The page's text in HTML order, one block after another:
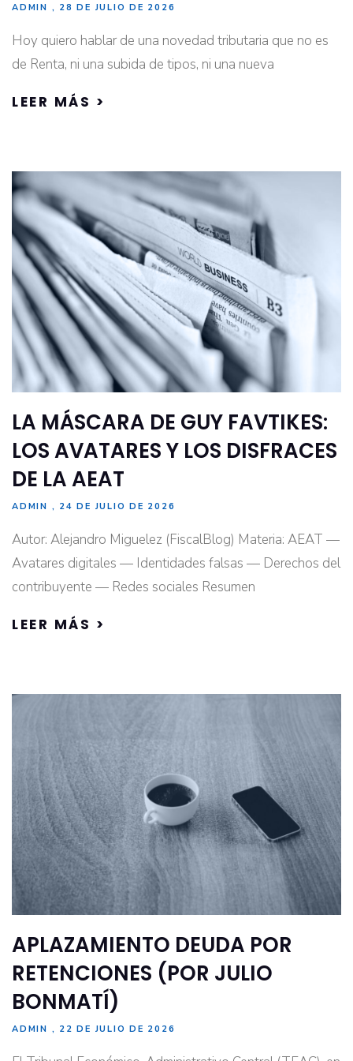
ADMIN 28 DE JULIO DE 2026
Hoy quiero hablar de una novedad tributaria que no es
de Renta, ni una subida de tipos, ni una nueva
LEER MÁS >
LA MÁSCARA DE GUY FAVTIKES:
LOS AVATARES Y LOS DISFRACES
DE LA AEAT
ADMIN 24 DE JULIO DE 2026
Autor: Alejandro Miguelez (FiscalBlog) Materia: AEAT —
Avatares digitales — Identidades falsas — Derechos del
contribuyente — Redes sociales Resumen
LEER MÁS >
APLAZAMIENTO DEUDA POR
RETENCIONES (POR JULIO
BONMATÍ)
ADMIN 22 DE JULIO DE 2026